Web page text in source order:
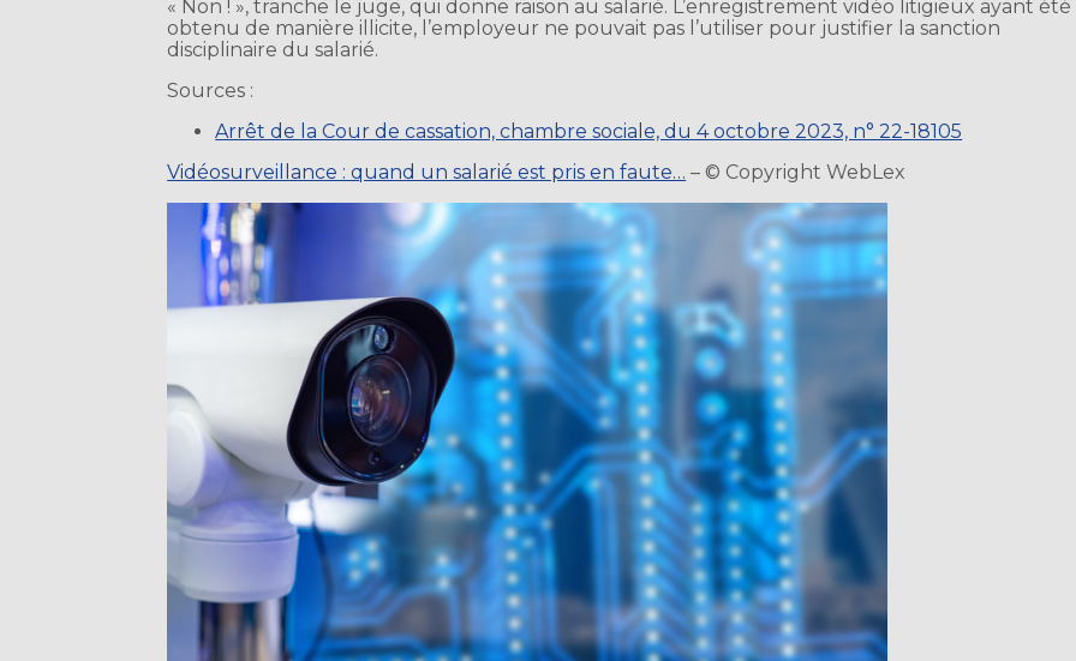
« Non ! », tranche le juge, qui donne raison au salarié. L’enregistrement vidéo litigieux ayant été
obtenu de manière illicite, l’employeur ne pouvait pas l’utiliser pour justifier la sanction
disciplinaire du salarié.
Sources :
Arrêt de la Cour de cassation, chambre sociale, du 4 octobre 2023, n° 22-18105
Vidéosurveillance : quand un salarié est pris en faute… – © Copyright WebLex